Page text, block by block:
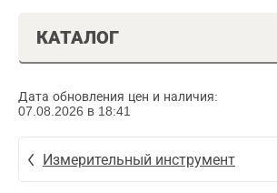
КАТАЛОГ
Дата обновления цен и наличия:
07.08.2026 в 18:41
Измерительный инструмент